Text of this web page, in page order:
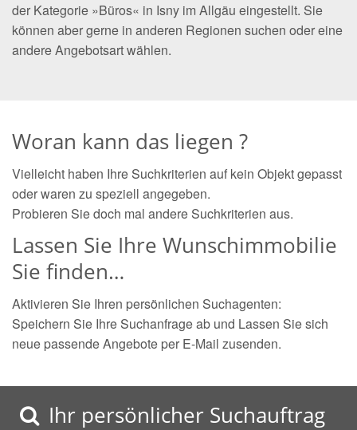
der Kategorie »Büros« in Isny im Allgäu eingestellt. Sie
können aber gerne in anderen Regionen suchen oder eine
andere Angebotsart wählen.
Woran kann das liegen ?
Vielleicht haben Ihre Suchkriterien auf kein Objekt gepasst
oder waren zu speziell angegeben.
Probieren Sie doch mal andere Suchkriterien aus.
Lassen Sie Ihre Wunschimmobilie
Sie finden…
Aktivieren Sie Ihren persönlichen Suchagenten:
Speichern Sie Ihre Suchanfrage ab und Lassen Sie sich
neue passende Angebote per E-Mail zusenden.
Ihr persönlicher Suchauftrag